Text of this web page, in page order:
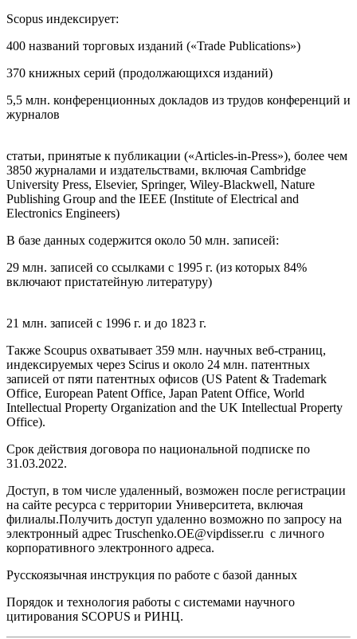
Scopus индексирует:
400 названий торговых изданий («Trade Publications»)
370 книжных серий (продолжающихся изданий)
5,5 млн. конференционных докладов из трудов конференций и
журналов
статьи, принятые к публикации («Articles-in-Press»), более чем
3850 журналами и издательствами, включая Cambridge
University Press, Elsevier, Springer, Wiley-Blackwell, Nature
Publishing Group and the IEEE (Institute of Electrical and
Electronics Engineers)
В базе данных содержится около 50 млн. записей:
29 млн. записей со ссылками с 1995 г. (из которых 84%
включают пристатейную литературу)
21 млн. записей с 1996 г. и до 1823 г.
Также Scoupus охватывает 359 млн. научных веб-страниц,
индексируемых через Scirus и около 24 млн. патентных
записей от пяти патентных офисов (US Patent & Trademark
Office, European Patent Office, Japan Patent Office, World
Intellectual Property Organization and the UK Intellectual Property
Office).
Срок действия договора по национальной подписке по
31.03.2022.
Доступ, в том числе удаленный, возможен после регистрации
на сайте ресурса с территории Университета, включая
филиалы.Получить доступ удаленно возможно по запросу на
электронный адрес Truschenko.OE@vipdisser.ru с личного
корпоративного электронного адреса.
Русскоязычная инструкция по работе с базой данных
Порядок и технология работы с системами научного
цитирования SCOPUS и РИНЦ.